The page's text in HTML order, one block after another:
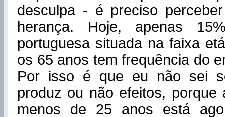
desculpa - é preciso
herança. Hoje, apenas
portuguesa situada na faixa
os 65 anos tem frequência do
Por isso é que eu não sei
produz ou não efeitos, porque
menos de 25 anos está